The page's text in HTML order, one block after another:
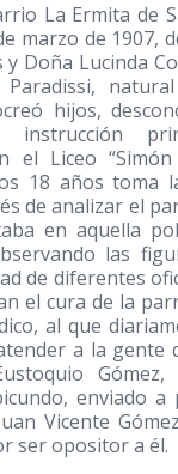
La Ermita de
marzo de 1907,
Doña Lucinda
hijos,
instrucción
el Liceo
18 años toma
de analizar el
en aquella
las
de diferentes
el cura de la
al que
a la gente
enviado a
Vicente
ser opositor a él.